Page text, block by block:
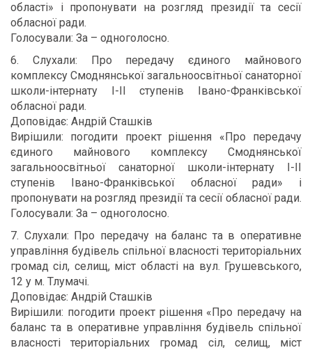
області» і пропонувати на розгляд президії та сесії
обласної ради.
Голосували: За – одноголосно.
6. Слухали: Про передачу єдиного майнового
комплексу Смоднянської загальноосвітньої санаторної
школи-інтернату I-II ступенів Івано-Франківської
обласної ради.
Доповідає: Андрій Сташків
Вирішили: погодити проект рішення «Про передачу
єдиного майнового комплексу Смоднянської
загальноосвітньої санаторної школи-інтернату I-II
ступенів Івано-Франківської обласної ради» і
пропонувати на розгляд президії та сесії обласної ради.
Голосували: За – одноголосно.
7. Слухали: Про передачу на баланс та в оперативне
управління будівель спільної власності територіальних
громад сіл, селищ, міст області на вул. Грушевського,
12 у м. Тлумачі.
Доповідає: Андрій Сташків
Вирішили: погодити проект рішення «Про передачу на
баланс та в оперативне управління будівель спільної
власності територіальних громад сіл, селищ, міст